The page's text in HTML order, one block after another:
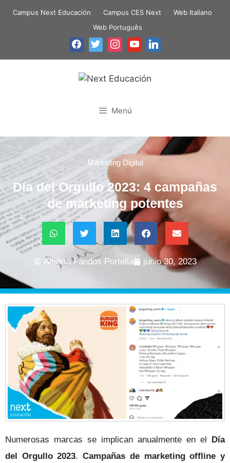
Campus Next Educación Campus CES Next
Web Italiano
Web Português
Menú
Marketing Digital
Día del Orgullo 2023: 4 campañas
de marketing potentes
Alberto Fandos Portella junio 30, 2023
Numerosas marcas se implican anualmente en el
Día
del Orgullo 2023.Campañas de marketing offline y